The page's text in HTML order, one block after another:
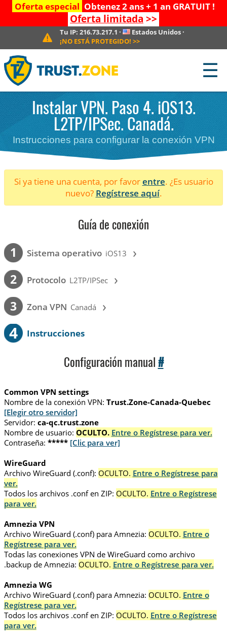
Oferta especial Obtenez 2 ans + 1 an GRATUIT !
Oferta limitada >>
Tu IP: 216.73.217.1 · Estados Unidos ·
¡NO ESTÁ PROTEGIDO! >>
☰
Instalar VPN. Paso 4. iOS13.
L2TP/IPSec. Canadá.
Instrucciones para configurar la conexión VPN
Si ya tiene una cuenta, por favorentre. ¿Es usuario
nuevo? Regístrese aquí.
Guía de conexión
1 Sistema operativo iOS13 ›
2 Protocolo L2TP/IPSec ›
3 Zona VPN Canadá ›
4 Instrucciones
Configuración manual #
Common VPN settings
Nombre de la conexión VPN: Trust.Zone-Canada-Quebec
[Elegir otro servidor]
Servidor: ca-qc.trust.zone
Nombre de usuario: OCULTO. Entre o Regístrese para ver.
Contraseña: ***** [Clic para ver]
WireGuard
Archivo WireGuard (.conf): OCULTO. Entre o Regístrese para
ver.
Todos los archivos .conf en ZIP: OCULTO. Entre o Regístrese
para ver.
Amnezia VPN
Archivo WireGuard (.conf) para Amnezia: OCULTO. Entre o
Regístrese para ver.
Todas las conexiones VPN de WireGuard como archivo
.backup de Amnezia: OCULTO. Entre o Regístrese para ver.
Amnezia WG
Archivo WireGuard (.conf) para Amnezia: OCULTO. Entre o
Regístrese para ver.
Todos los archivos .conf en ZIP: OCULTO. Entre o Regístrese
para ver.